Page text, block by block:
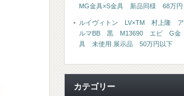
MG金具×S金具 新品同様 68万円
ルイヴィトン LV×TM 村上隆 ア
ルマBB 黒 M13690 エピ G金
具 未使用 展示品 50万円以下
カテゴリー